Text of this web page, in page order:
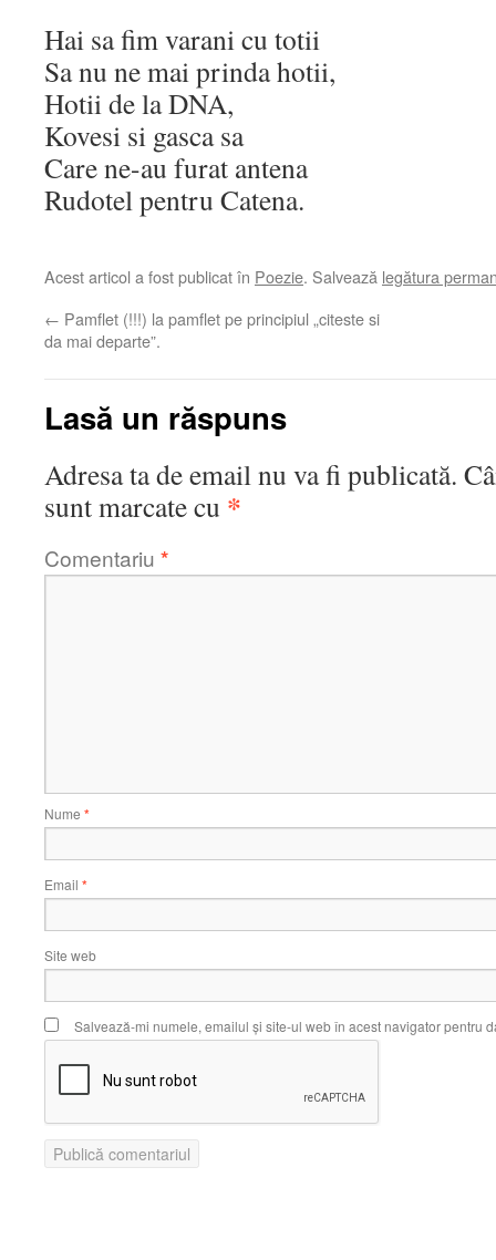
Hai sa fim varani cu totii
Sa nu ne mai prinda hotii,
Hotii de la DNA,
Kovesi si gasca sa
Care ne-au furat antena
Rudotel pentru Catena.
Acest articol a fost publicat în Poezie. Salvează legătura
← Pamflet (!!!) la pamflet pe principiul „citeste si
da mai departe”.
Lasă un răspuns
Adresa ta de email nu va fi publicată.
sunt marcate cu *
Comentariu *
Nume *
Email *
Site web
Salvează-mi numele, emailul și site-ul web în acest navigator pentru